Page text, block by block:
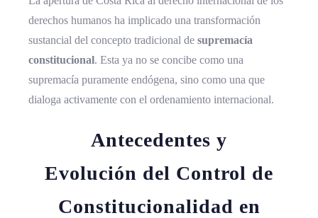
derechos humanos ha implicado una transformación
sustancial del concepto tradicional de supremacía
constitucional. Esta ya no se concibe como una
supremacía puramente endógena, sino como una que
dialoga activamente con el ordenamiento internacional.
Antecedentes y
Evolución del Control de
Constitucionalidad en